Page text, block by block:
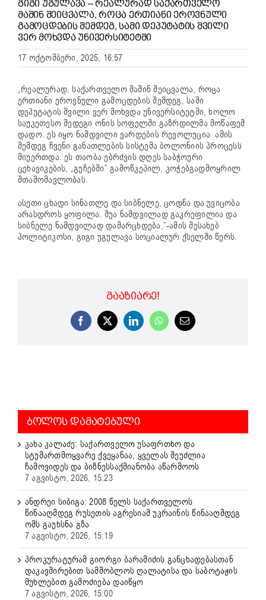
ᲒᲘᲒᲘ ᲣᲒᲣᲚᲐᲕᲐ – ᲠᲔᲐᲚᲣᲠᲐᲓ ᲡᲐᲥᲐᲠᲗᲕᲔᲚᲝ
ᲛᲐᲨᲘᲜ ᲨᲔᲘᲪᲕᲐᲚᲐ, ᲠᲝᲪᲐ ᲔᲠᲗᲘᲐᲜᲘ ᲔᲠᲝᲕᲜᲣᲚᲘ
ᲒᲐᲛᲝᲪᲓᲔᲑᲘᲡ ᲨᲔᲛᲓᲔᲒ, ᲡᲐᲛᲘ ᲓᲔᲞᲣᲢᲐᲢᲘᲡ ᲨᲕᲘᲚᲘ
ᲕᲔᲠ ᲛᲝᲮᲕᲓᲐ ᲣᲜᲘᲕᲔᲠᲡᲘᲢᲔᲢᲨᲘ
17 ოქტომბერი, 2025, 16:57
„რეალურად, საქართველო მაშინ შეიცვალა, როცა
ერთიანი ეროვნული გამოცდების შემდეგ, სამი
დეპუტატის შვილი ვერ მოხვდა უნივერსიტეტში, ხოლო
საუკეთესო შედეგი ონის სოფელში გაზრდილმა მოწაფემ
დადო. ეს იყო ნამდვილი ვარდების რევოლუცია. ამის
შემდეგ ჩვენი განათლების სისტემა ბოლონიის პროცესს
მიუერთდა. ეს თაობა ებრძვის დღეს საბჭოური
ცეხავიკების, „გუჩებში” გამოწკეპილ, კოჭებგადმოყრილ
შთამომავლობას.
ასეთი ცხადი სინათლე და სიბნელე, ცოდნა და უვიცობა
არასდროს ყოფილა. შუა ნამდვილად გაკრეფილია და
სიბნელე ნამდვილად დამარცხდება,”-ამის შესახებ
პოლიტიკოსი, გიგი უგულავა სოციალურ ქსელში წერს.
ᲒᲐᲐᲖᲘᲐᲠᲔ!
Facebook
X LinkedInWhatsApp
Email
ᲑᲝᲚᲝᲡ ᲓᲐᲛᲐᲢᲔᲑᲣᲚᲘ
კახა კალაძე: საქართველო უსაფრთხო და
სტუმართმოყვარე ქვეყანაა, ყველას შეუძლია
ჩამოვიდეს და ბიზნესსაქმიანობა აწარმოოს
7 აგვისტო, 2026, 15:23
ანდრეი სიბიგა: 2008 წელს საქართველოს
წინააღმდეგ რუსეთის აგრესიამ უკრაინის წინააღმდეგ
ომს გაუხსნა გზა
7 აგვისტო, 2026, 15:19
პროკურატურამ გიორგი ბარამიძის განცხადებასთან
დაკავშირებით სამშობლოს ღალატისა და საბოტაჟის
მუხლებით გამოძიება დაიწყო
7 აგვისტო, 2026, 15:00